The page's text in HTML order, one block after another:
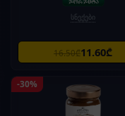
სნექები
16.50₾11.60₾
-30%